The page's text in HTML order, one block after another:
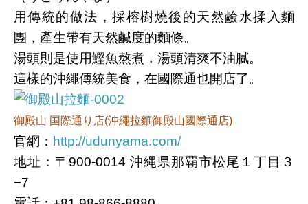
用傳統的做法，採榕樹燒後的天然鹼水揉入麵
團，產生帶有天然鹹度的麵條。
湯頭則是使用鰹魚熬煮，湯頭清爽不油膩。
這樣的沖繩傳統美食，在國際通也開店了。
御殿山 国際通り店(沖繩拉麵御殿山國際通店)
官網： http://udunyama.com/
地址：〒900-0014 沖縄県那覇市松尾１丁目３
−7